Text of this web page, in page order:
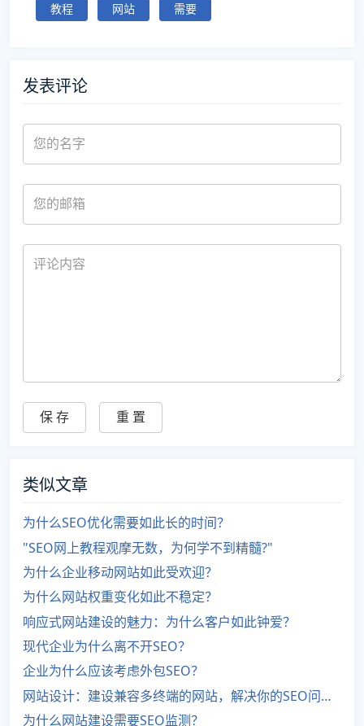
教程
网站 需要
发表评论
类似文章
为什么SEO优化需要如此长的时间？
"SEO网上教程观摩无数，为何学不到精髓?"
为什么企业移动网站如此受欢迎？
为什么网站权重变化如此不稳定？
响应式网站建设的魅力：为什么客户如此钟爱？
现代企业为什么离不开SEO？
企业为什么应该考虑外包SEO？
网站设计：建设兼容多终端的网站，解决你的SEO问题。
为什么网站建设需要SEO监测？